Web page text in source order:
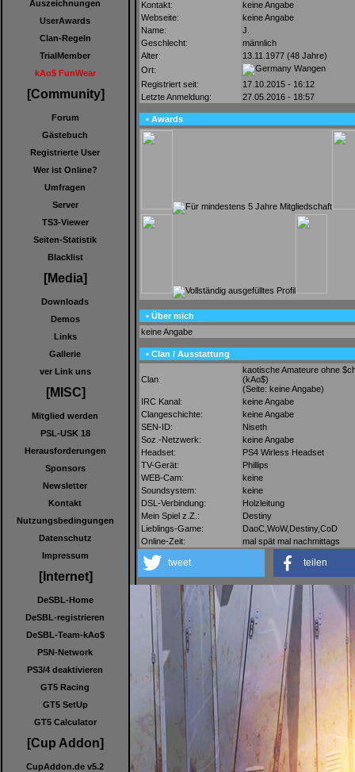
Auszeichnungen
UserAwards
Clan-Regeln
TrialMember
kAo$ FunWear
[Community]
Forum
Gästebuch
Registrierte User
Wer ist Online?
Umfragen
Server
TS3-Viewer
Seiten-Statistik
Blacklist
[Media]
Downloads
Demos
Links
Gallerie
ver Link uns
[MISC]
Mitglied werden
PSL-USK 18
Herausforderungen
Sponsors
Newsletter
Kontakt
Nutzungsbedingungen
Datenschutz
Impressum
[Internet]
DeSBL-Home
DeSBL-registrieren
DeSBL-Team-kAo$
PSN-Network
PS3/4 deaktivieren
GT5 Racing
GT5 SetUp
GT5 Calculator
[Cup Addon]
CupAddon.de v5.2
Kontakt:
keine Angabe
Webseite:
keine Angabe
Name:
J.
Geschlecht:
männlich
Alter:
13.11.1977 (48 Jahre)
Ort:
Wangen
Registriert seit:
17.10.2015 - 16:12
Letzte Anmeldung:
27.05.2016 - 18:57
• Awards
• Über mich
keine Angabe
• Clan / Ausstattung
Clan:
kaotische Amateure ohne
(kAo$)
(Seite: keine Angabe)
IRC Kanal:
keine Angabe
Clangeschichte:
keine Angabe
SEN-ID:
Niseth
Soz.-Netzwerk:
keine Angabe
Headset:
PS4 Wirless Headset
TV-Gerät:
Phillips
WEB-Cam:
keine
Soundsystem:
keine
DSL-Verbindung:
Holzleitung
Mein Spiel z.Z.:
Destiny
Lieblings-Game:
DaoC,WoW,Destiny,CoD
Online-Zeit:
mal spät mal nachmittags
tweet teilen